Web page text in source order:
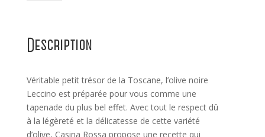
Description
Véritable petit trésor de la Toscane, l’olive noire
Leccino est préparée pour vous comme une
tapenade du plus bel effet. Avec tout le respect dû
à la légèreté et la délicatesse de cette variété
d’olive, Casina Rossa propose une recette qui